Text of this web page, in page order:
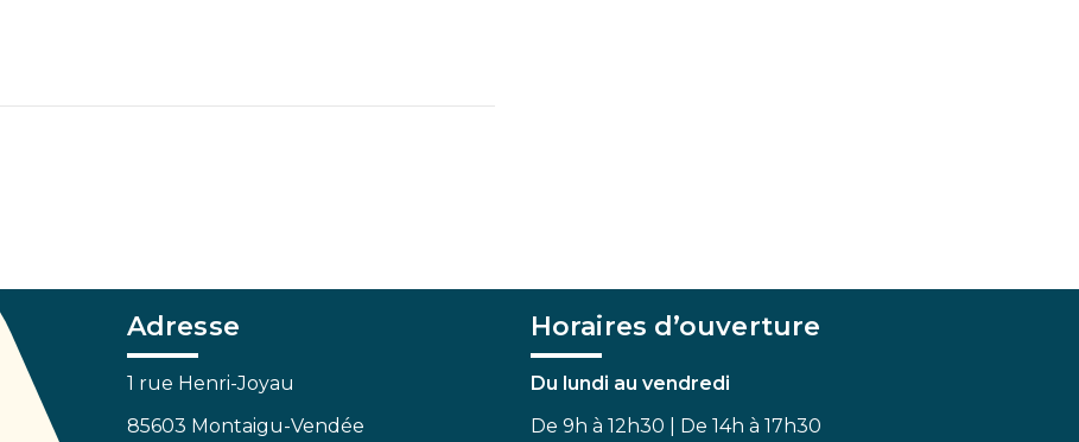
Adresse
1 rue Henri-Joyau
85603 Montaigu-Vendée
Horaires d’ouverture
Du lundi au vendredi
De 9h à 12h30 | De 14h à 17h30